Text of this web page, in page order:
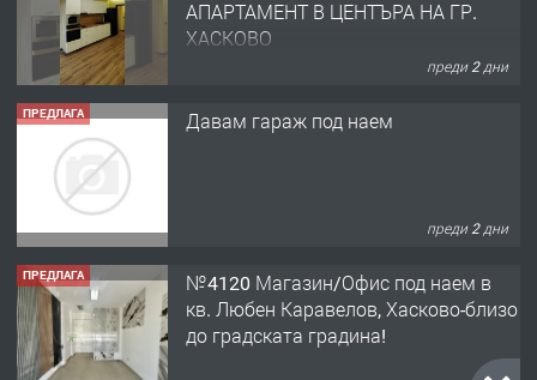
АПАРТАМЕНТ В ЦЕНТЪРА НА ГР.
ХАСКОВО
преди 2 дни
ПРЕДЛАГА Давам гараж под наем
преди 2 дни
ПРЕДЛАГА
№4120 Магазин/Офис под наем в
кв. Любен Каравелов, Хасково-близо
до градската градина!